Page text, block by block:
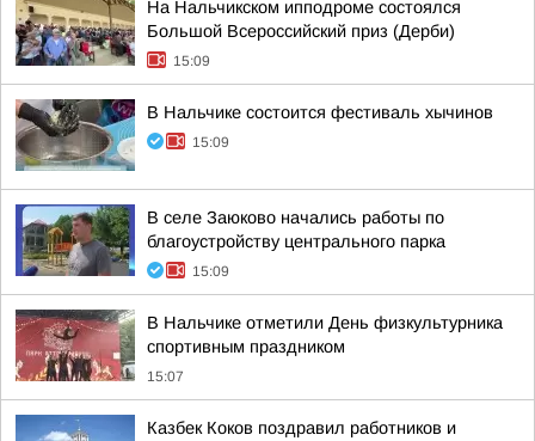
На Нальчикском ипподроме состоялся
Большой Всероссийский приз (Дерби)
15:09
В Нальчике состоится фестиваль хычинов
15:09
В селе Заюково начались работы по
благоустройству центрального парка
15:09
В Нальчике отметили День физкультурника
спортивным праздником
15:07
Казбек Коков поздравил работников и